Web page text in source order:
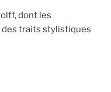
dont les
traits stylistiques